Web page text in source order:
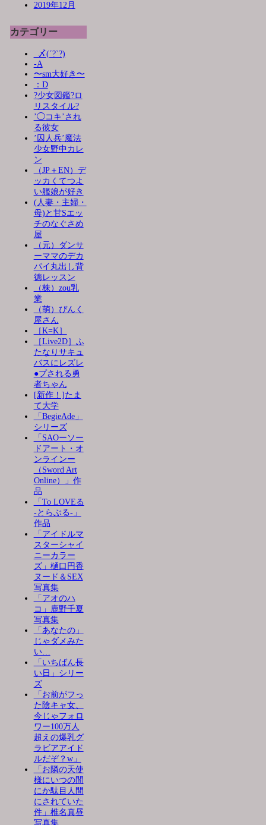
2019年12月
カテゴリー
_〆(´?`?)
-A
〜sm大好き〜
：D
?少女図鑑?ロ
リスタイル?
’◯コキ’され
る彼女
’囚人兵’魔法
少女野中カレ
ン
（JP＋EN）デ
ッカくてつよ
い艦娘が好き
(人妻・主婦・
母)と甘Sエッ
チのなぐさめ
屋
（元）ダンサ
ーママのデカ
パイ丸出し背
徳レッスン
（株）zou乳
業
（萌）ぴんく
屋さん
［K=K］
［Live2D］ふ
たなりサキュ
バスにレズレ
●プされる勇
者ちゃん
[新作！]たま
て大学
「BegieAde」
シリーズ
「SAOーソー
ドアート・オ
ンラインー
（Sword Art
Online）」作
品
「To LOVEる
-とらぶる-」
作品
「アイドルマ
スターシャイ
ニーカラー
ズ」樋口円香
ヌード＆SEX
写真集
「アオのハ
コ」鹿野千夏
写真集
「あなたの」
じゃダメみた
い…
「いちばん長
い日」シリー
ズ
「お前がフっ
た陰キャ女、
今じゃフォロ
ワー100万人
超えの爆乳グ
ラビアアイド
ルだぞ？w」
「お隣の天使
様にいつの間
にか駄目人間
にされていた
件」椎名真昼
写真集